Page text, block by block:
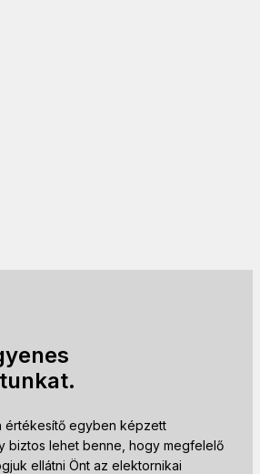
értékesítő egyben képzett
biztos lehet benne, hogy megfelelő
ellátni Önt az elektornikai